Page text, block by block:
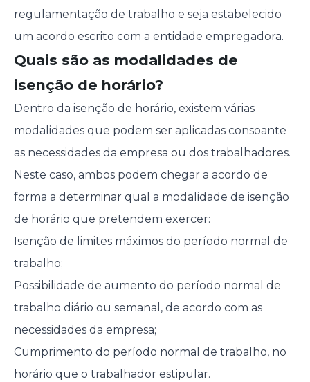
regulamentação de trabalho e seja estabelecido
um acordo escrito com a entidade empregadora.
Quais são as modalidades de
isenção de horário?
Dentro da isenção de horário, existem várias
modalidades que podem ser aplicadas consoante
as necessidades da empresa ou dos trabalhadores.
Neste caso, ambos podem chegar a acordo de
forma a determinar qual a modalidade de isenção
de horário que pretendem exercer:
Isenção de limites máximos do período normal de
trabalho;
Possibilidade de aumento do período normal de
trabalho diário ou semanal, de acordo com as
necessidades da empresa;
Cumprimento do período normal de trabalho, no
horário que o trabalhador estipular.